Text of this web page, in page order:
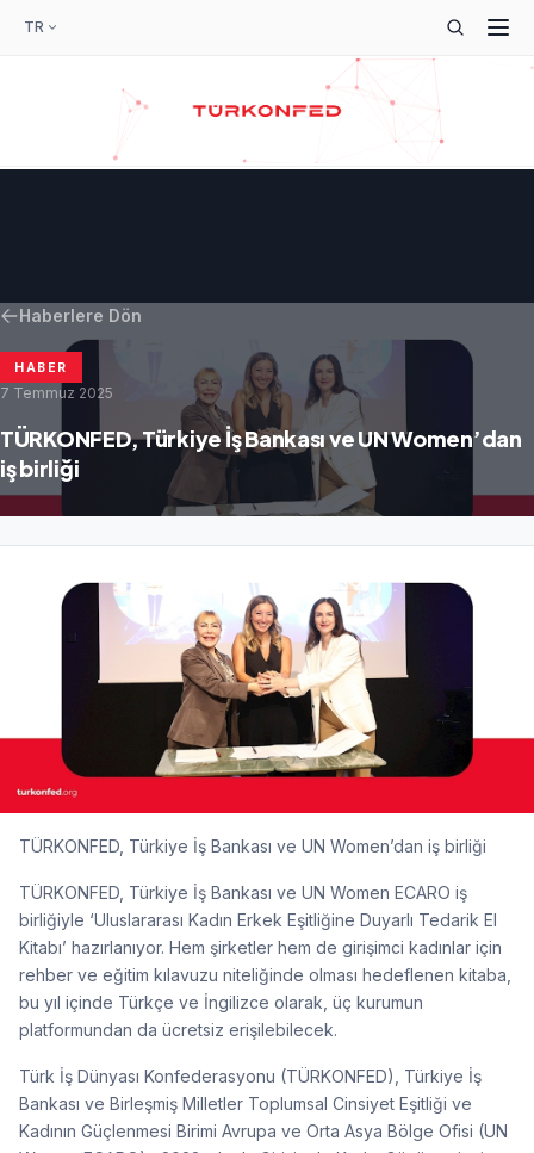
TR
Haberlere Dön
HABER
7 Temmuz 2025
TÜRKONFED, Türkiye İş Bankası ve UN Women’dan
iş birliği
TÜRKONFED, Türkiye İş Bankası ve UN Women’dan iş birliği
TÜRKONFED, Türkiye İş Bankası ve UN Women ECARO iş
birliğiyle ‘Uluslararası Kadın Erkek Eşitliğine Duyarlı Tedarik El
Kitabı’ hazırlanıyor. Hem şirketler hem de girişimci kadınlar için
rehber ve eğitim kılavuzu niteliğinde olması hedeflenen kitaba,
bu yıl içinde Türkçe ve İngilizce olarak, üç kurumun
platformundan da ücretsiz erişilebilecek.
Türk İş Dünyası Konfederasyonu (TÜRKONFED), Türkiye İş
Bankası ve Birleşmiş Milletler Toplumsal Cinsiyet Eşitliği ve
Kadının Güçlenmesi Birimi Avrupa ve Orta Asya Bölge Ofisi (UN